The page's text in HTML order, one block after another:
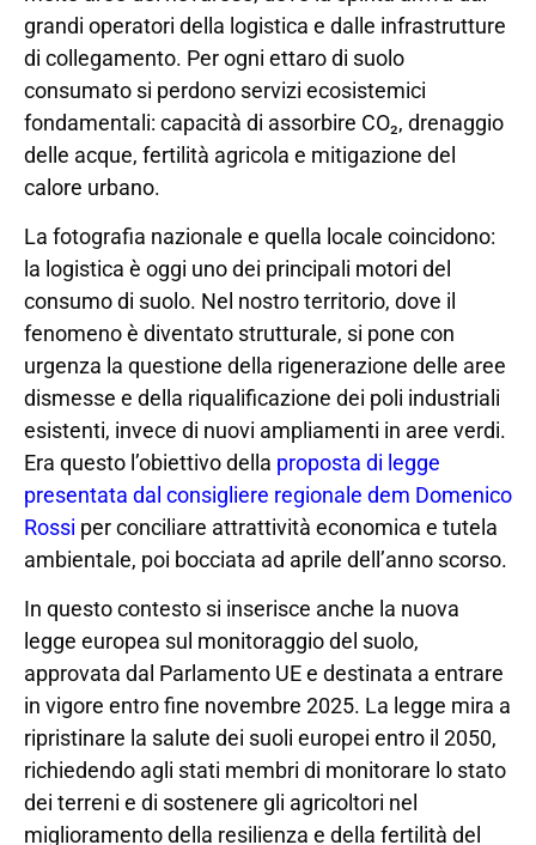
grandi operatori della logistica e dalle infrastrutture
di collegamento. Per ogni ettaro di suolo
consumato si perdono servizi ecosistemici
fondamentali: capacità di assorbire CO₂, drenaggio
delle acque, fertilità agricola e mitigazione del
calore urbano.
La fotografia nazionale e quella locale coincidono:
la logistica è oggi uno dei principali motori del
consumo di suolo. Nel nostro territorio, dove il
fenomeno è diventato strutturale, si pone con
urgenza la questione della rigenerazione delle aree
dismesse e della riqualificazione dei poli industriali
esistenti, invece di nuovi ampliamenti in aree verdi.
Era questo l’obiettivo della proposta di legge
presentata dal consigliere regionale dem Domenico
Rossi per conciliare attrattività economica e tutela
ambientale, poi bocciata ad aprile dell’anno scorso.
In questo contesto si inserisce anche la nuova
legge europea sul monitoraggio del suolo,
approvata dal Parlamento UE e destinata a entrare
in vigore entro fine novembre 2025. La legge mira a
ripristinare la salute dei suoli europei entro il 2050,
richiedendo agli stati membri di monitorare lo stato
dei terreni e di sostenere gli agricoltori nel
miglioramento della resilienza e della fertilità del